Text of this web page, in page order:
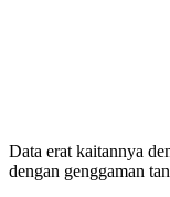
Data erat kaitannya
dengan genggaman